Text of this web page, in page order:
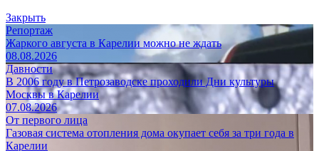
Закрыть
Репортаж
Жаркого августа в Карелии можно не ждать
08.08.2026
Давности
В 2006 году в Петрозаводске проходили Дни культуры
Москвы в Карелии
07.08.2026
От первого лица
Газовая система отопления дома окупает себя за три года в
Карелии